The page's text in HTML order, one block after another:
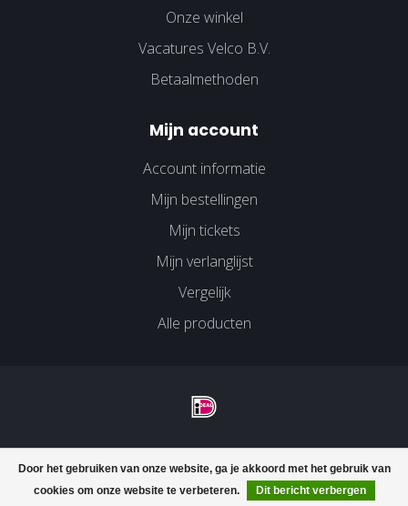
Door het gebruiken van onze website, ga je akkoord met het gebruik van
cookies om onze website te verbeteren.
Dit bericht verbergen
Onze winkel
Vacatures Velco B.V.
Betaalmethoden
Mijn account
Account informatie
Mijn bestellingen
Mijn tickets
Mijn verlanglijst
Vergelijk
Alle producten
© Copyright 2026 Velco Huissen - Powered byLightspeed-
Dyvelopment
FILTERS